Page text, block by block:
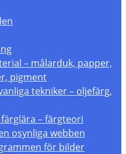
– målarduk, papper,
pigment
tekniker – oljefärg,
– färgteori
osynliga webben
för bilder